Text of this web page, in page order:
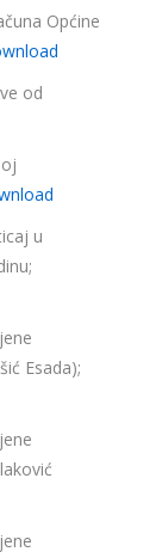
Općine
od
u
Esada);